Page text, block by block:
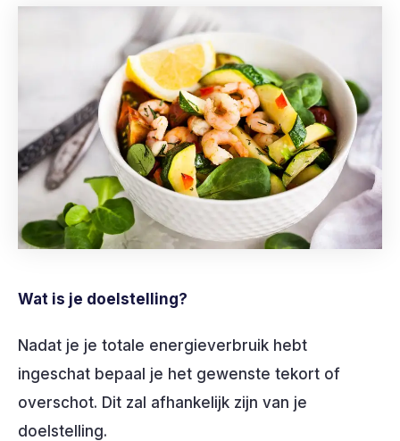
Wat is je doelstelling?
Nadat je je totale energieverbruik hebt
ingeschat bepaal je het gewenste tekort of
overschot. Dit zal afhankelijk zijn van je
doelstelling.